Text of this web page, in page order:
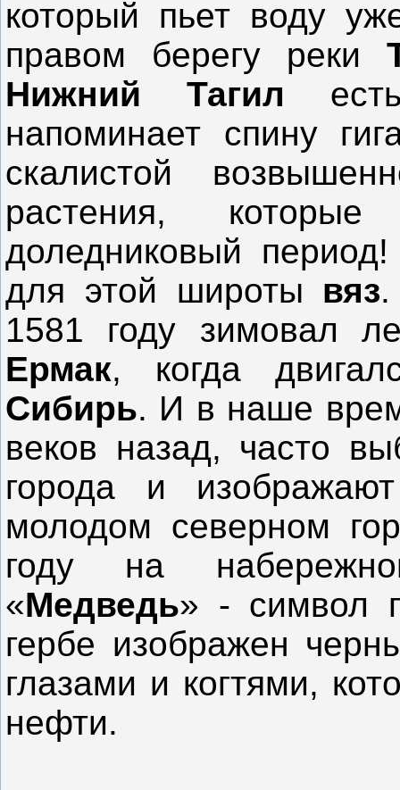
который пьет воду
правом берегу реки
Нижний Тагил
напоминает спину
скалистой
растения,
доледниковый
для этой широты вяз
1581 году зимовал
Ермак, когда
Сибирь. И в наше
веков назад, часто
города и
молодом северном
году на
«Медведь» - символ
гербе изображен
глазами и когтями,
нефти.